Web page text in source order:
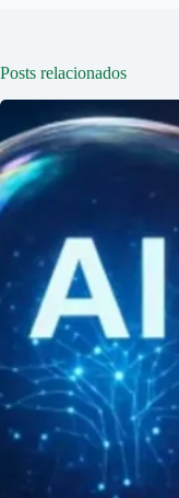
Posts relacionados